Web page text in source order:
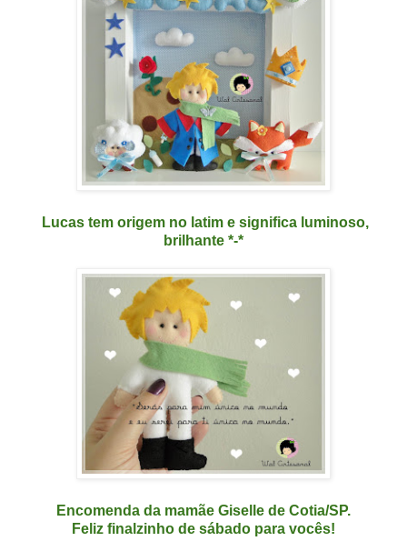
Lucas tem origem no latim e significa luminoso,
brilhante *-*
Encomenda da mamãe Giselle de Cotia/SP.
Feliz finalzinho de sábado para vocês!